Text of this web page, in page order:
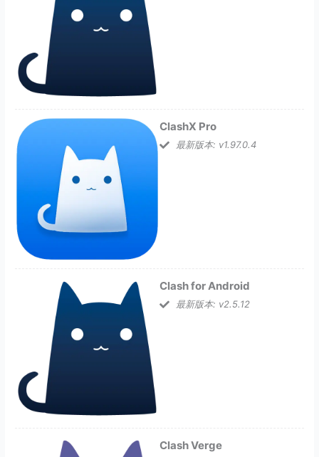
ClashX Pro
最新版本: v1.97.0.4
Clash for Android
最新版本: v2.5.12
Clash Verge